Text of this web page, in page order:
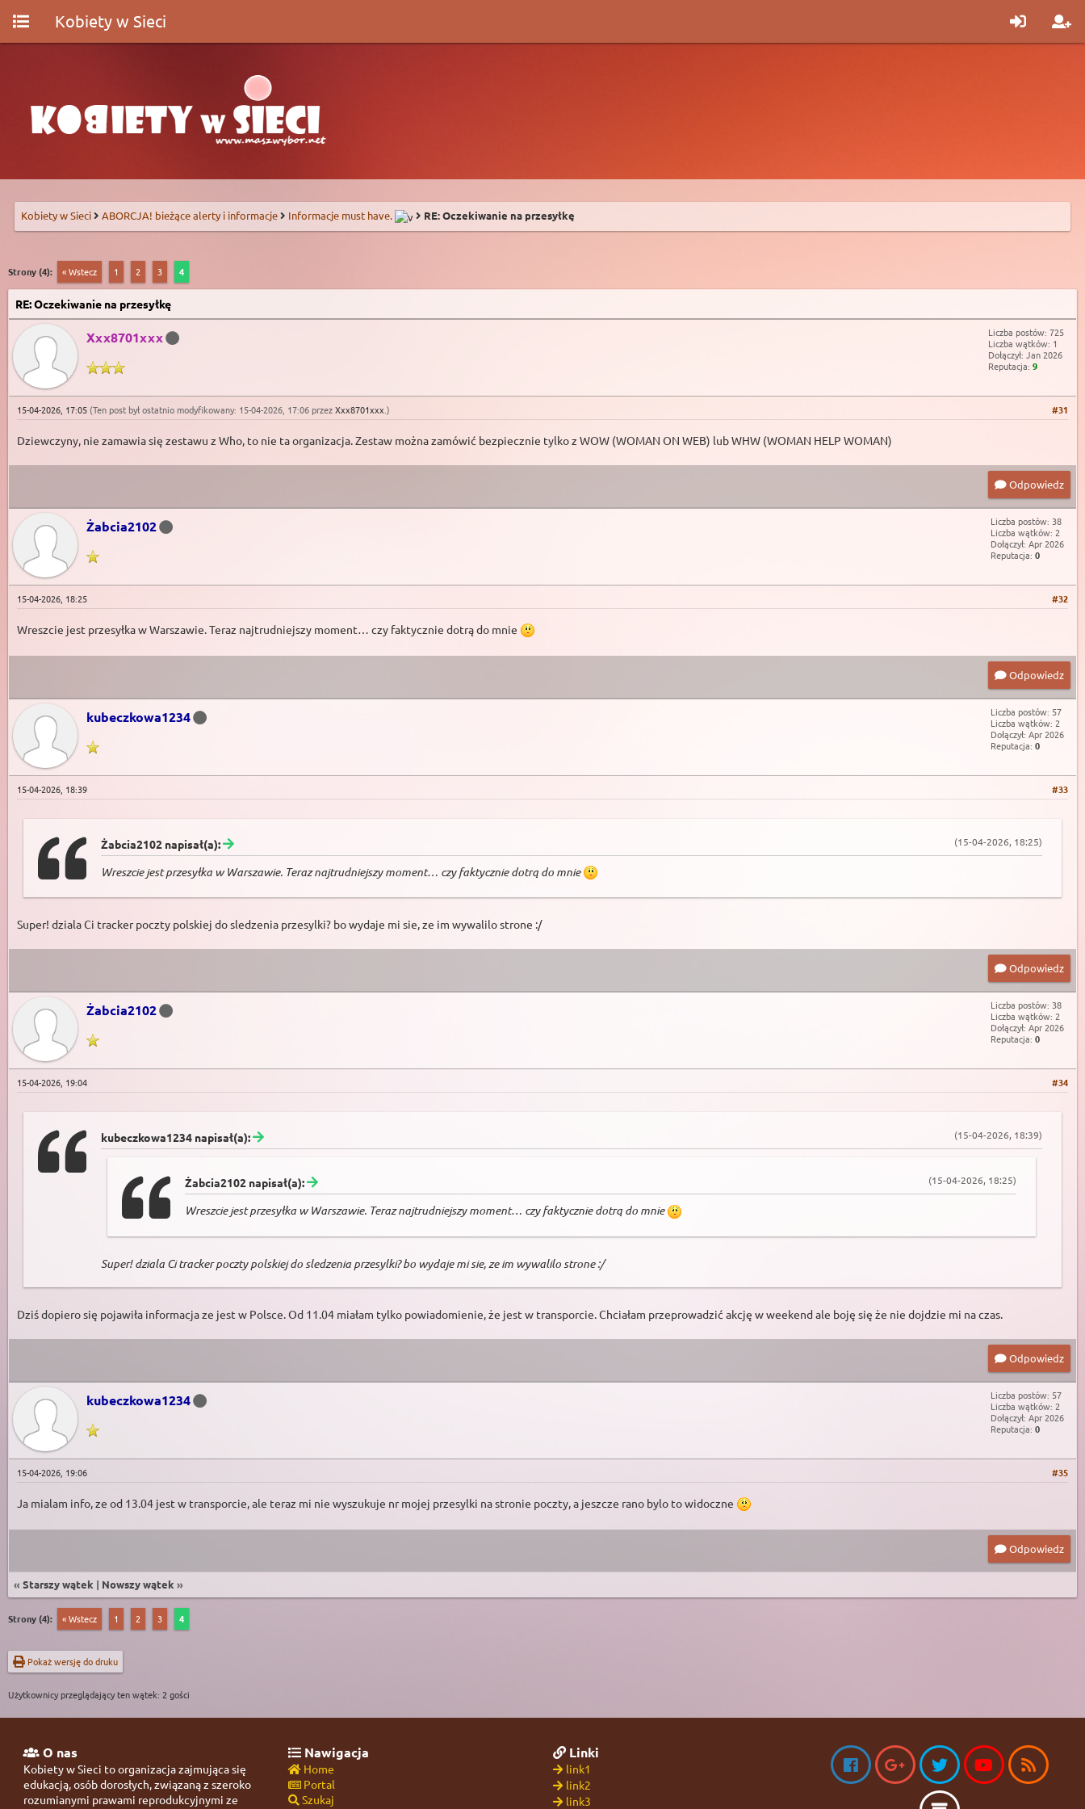
Kobiety w Sieci
Kobiety w Sieci ABORCJA! bieżące alerty i informacje Informacje must have. RE: Oczekiwanie na przesyłkę
Strony (4): « Wstecz 1 2 3 4
RE: Oczekiwanie na przesyłkę
Xxx8701xxx
Liczba postów: 725
Liczba wątków: 1
Dołączył: Jan 2026
Reputacja: 9
#31
15-04-2026, 17:05 (Ten post był ostatnio modyfikowany: 15-04-2026, 17:06 przezXxx8701xxx .)
Dziewczyny, nie zamawia się zestawu z Who, to nie ta organizacja. Zestaw można zamówić bezpiecznie tylko z WOW (WOMAN ON WEB) lub WHW (WOMAN HELP WOMAN)
Odpowiedz
Żabcia2102
Liczba postów: 38
Liczba wątków: 2
Dołączył: Apr 2026
Reputacja: 0
#32
15-04-2026, 18:25
Wreszcie jest przesyłka w Warszawie. Teraz najtrudniejszy moment… czy faktycznie dotrą do mnie
Odpowiedz
kubeczkowa1234
Liczba postów: 57
Liczba wątków: 2
Dołączył: Apr 2026
Reputacja: 0
#33
15-04-2026, 18:39
(15-04-2026, 18:25)
Żabcia2102 napisał(a):
Wreszcie jest przesyłka w Warszawie. Teraz najtrudniejszy moment… czy faktycznie dotrą do mnie
Super! dziala Ci tracker poczty polskiej do sledzenia przesylki? bo wydaje mi sie, ze im wywalilo strone :/
Odpowiedz
Żabcia2102
Liczba postów: 38
Liczba wątków: 2
Dołączył: Apr 2026
Reputacja: 0
#34
15-04-2026, 19:04
(15-04-2026, 18:39)
kubeczkowa1234 napisał(a):
(15-04-2026, 18:25)
Żabcia2102 napisał(a):
Wreszcie jest przesyłka w Warszawie. Teraz najtrudniejszy moment… czy faktycznie dotrą do mnie
Super! dziala Ci tracker poczty polskiej do sledzenia przesylki? bo wydaje mi sie, ze im wywalilo strone :/
Dziś dopiero się pojawiła informacja ze jest w Polsce. Od 11.04 miałam tylko powiadomienie, że jest w transporcie. Chciałam przeprowadzić akcję w weekend ale boję się że nie dojdzie mi na czas.
Odpowiedz
kubeczkowa1234
Liczba postów: 57
Liczba wątków: 2
Dołączył: Apr 2026
Reputacja: 0
#35
15-04-2026, 19:06
Ja mialam info, ze od 13.04 jest w transporcie, ale teraz mi nie wyszukuje nr mojej przesylki na stronie poczty, a jeszcze rano bylo to widoczne
Odpowiedz
« Starszy wątek | Nowszy wątek »
Strony (4): « Wstecz 1 2 3 4
Pokaż wersję do druku
Użytkownicy przeglądający ten wątek: 2 gości
O nas
Kobiety w Sieci to organizacja zajmująca się
edukacją, osób dorosłych, związaną z szeroko
rozumianymi prawami reprodukcyjnymi ze
Nawigacja
Home
Portal
Szukaj
Linki
link1
link2
link3